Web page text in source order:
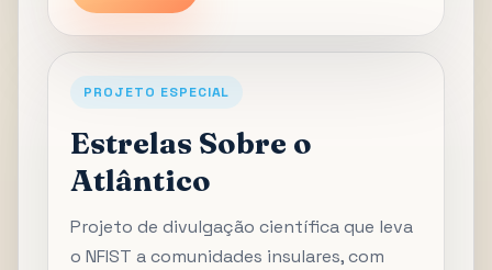
PROJETO ESPECIAL
Estrelas Sobre o
Atlântico
Projeto de divulgação científica que leva
o NFIST a comunidades insulares, com